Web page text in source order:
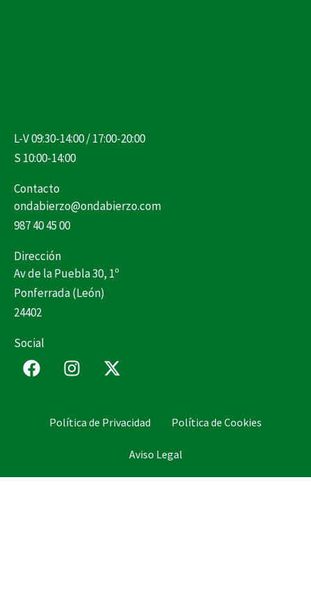
L-V 09:30-14:00 / 17:00-20:00
S 10:00-14:00
Contacto
ondabierzo@ondabierzo.com
987 40 45 00
Dirección
Av de la Puebla 30, 1º
Ponferrada (León)
24402
Social
F
a
k
I
n
a
a
X
-
i
e
Política de Privacidad Política de Cookies
Aviso Legal